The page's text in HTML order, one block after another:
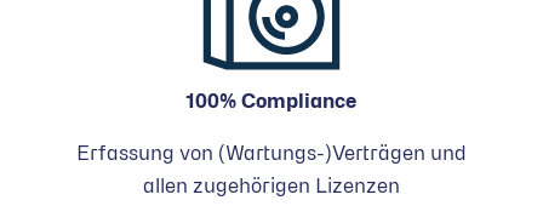
100% Compliance
Erfassung von (Wartungs-)Verträgen und
allen zugehörigen Lizenzen